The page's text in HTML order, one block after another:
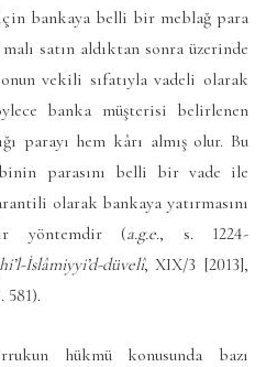
bankaya belli bir meblağ para
satın aldıktan sonra üzerinde
vekili sıfatıyla vadeli olarak
banka müşterisi belirlenen
parayı hem kârı almış olur. Bu
parasını belli bir vade ile
olarak bankaya yatırmasını
yöntemdir (a.g.e., s. 1224-
İslâmiyyi’d-düvelî, XIX/3 [2013],
581).
hükmü konusunda bazı